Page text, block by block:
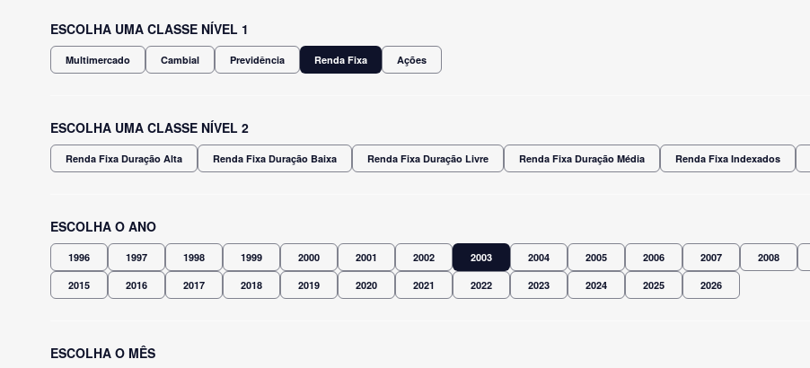
ESCOLHA UMA CLASSE NÍVEL 1
Multimercado Cambial Previdência Renda Fixa Ações
ESCOLHA UMA CLASSE NÍVEL 2
Renda Fixa Duração Alta Renda Fixa Duração Baixa Renda Fixa Duração Livre Renda Fixa Duração Média Renda Fixa Indexados
ESCOLHA O ANO
1996 1997 1998 1999 2000 2001 2002 2003 2004 2005 2006 2007 2008
2015 2016 2017 2018 2019 2020 2021 2022 2023 2024 2025 2026
ESCOLHA O MÊS